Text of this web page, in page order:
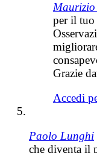
per il tuo
Grazie
Accedi
Paolo Lunghi
che diventa il